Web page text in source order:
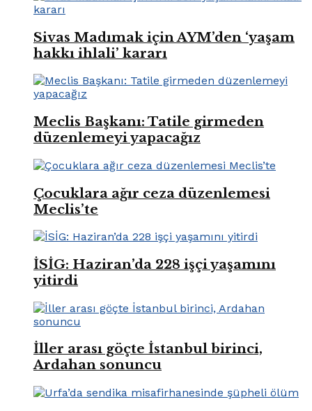
Sivas Madımak için AYM’den ‘yaşam
hakkı ihlali’ kararı
Meclis Başkanı: Tatile girmeden
düzenlemeyi yapacağız
Çocuklara ağır ceza düzenlemesi
Meclis’te
İSİG: Haziran’da 228 işçi yaşamını
yitirdi
İller arası göçte İstanbul birinci,
Ardahan sonuncu